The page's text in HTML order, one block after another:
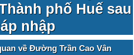
phố Huế sau
nhập
về Đường Trần Cao Vân